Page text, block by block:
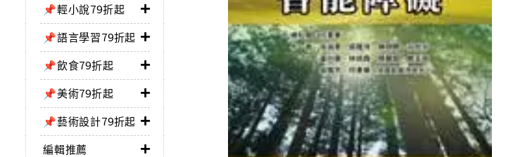
📌輕小說79折起
📌語言學習79折起
📌飲食79折起
📌美術79折起
📌藝術設計79折起
編輯推薦